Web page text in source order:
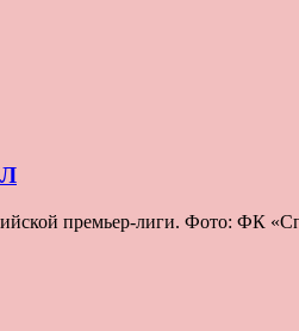
премьер-лиги. Фото: ФК